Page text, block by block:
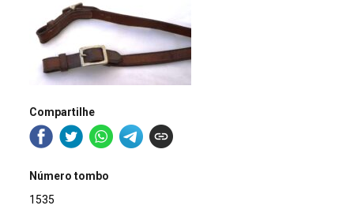
Compartilhe
Número tombo
1535